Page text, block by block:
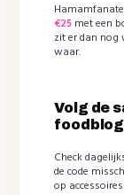
€25 met een
zit er dan nog
waar.
Volg de
Check
de code
op